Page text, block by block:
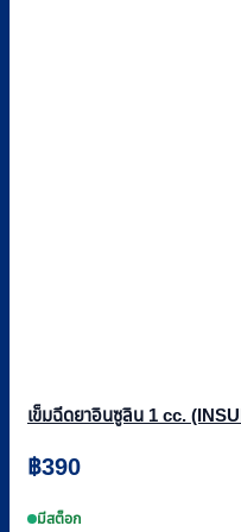
เข็มฉีดยาอินซูลิน 1 cc.
฿390
มีสต็อก